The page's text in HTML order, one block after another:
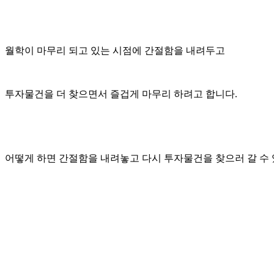
월학이 마무리 되고 있는 시점에 간절함을 내려두고
투자물건을 더 찾으면서 즐겁게 마무리 하려고 합니다.
어떻게 하면 간절함을 내려놓고 다시 투자물건을 찾으러 갈 수